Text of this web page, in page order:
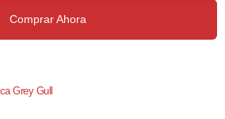
Comprar Ahora
Grey Gull